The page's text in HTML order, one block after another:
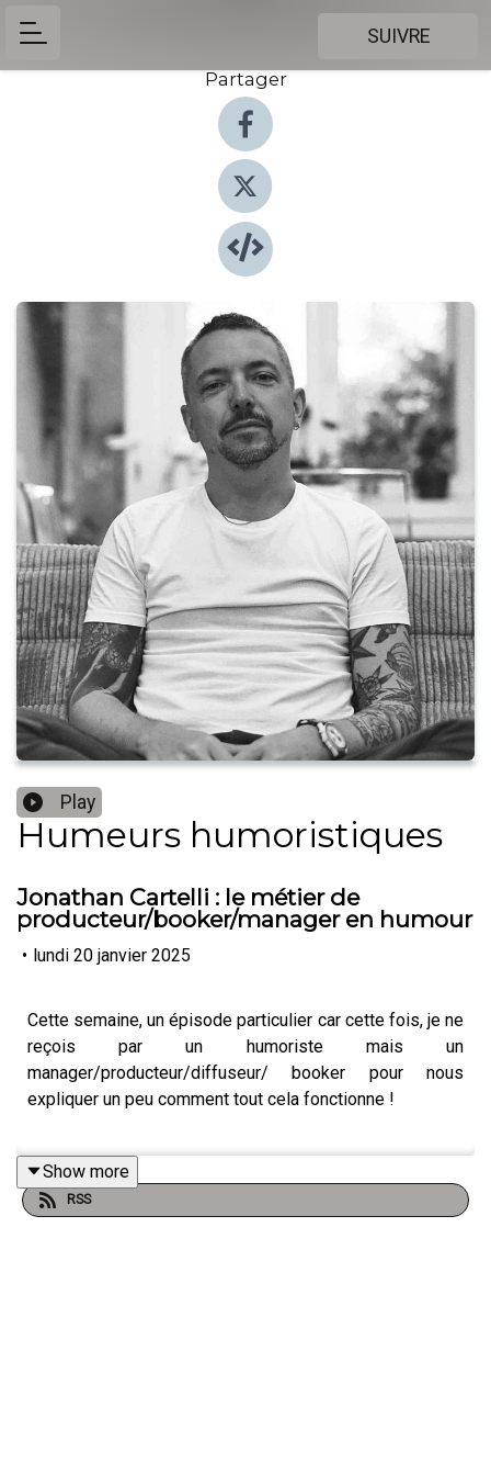
SUIVRE
Partager
Play
Humeurs humoristiques
Jonathan Cartelli : le métier de
producteur/booker/manager en humour
• lundi 20 janvier 2025
Cette semaine, un épisode particulier car cette fois, je ne
reçois par un humoriste mais un
manager/producteur/diffuseur/ booker pour nous
expliquer un peu comment tout cela fonctionne !
Il nous parle de la société de production/management
qu'il a créé"La vie est une fête"et de son travail de
Show more
RSS